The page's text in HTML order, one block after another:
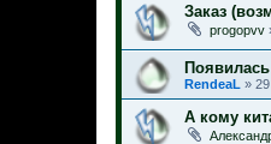
Заказ
progopvv
RendeaL »
А кому